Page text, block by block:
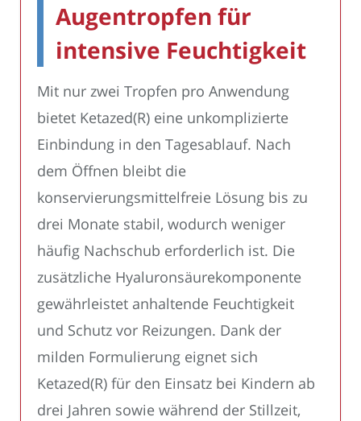
Augentropfen für
intensive Feuchtigkeit
Mit nur zwei Tropfen pro Anwendung
bietet Ketazed(R) eine unkomplizierte
Einbindung in den Tagesablauf. Nach
dem Öffnen bleibt die
konservierungsmittelfreie Lösung bis zu
drei Monate stabil, wodurch weniger
häufig Nachschub erforderlich ist. Die
zusätzliche Hyaluronsäurekomponente
gewährleistet anhaltende Feuchtigkeit
und Schutz vor Reizungen. Dank der
milden Formulierung eignet sich
Ketazed(R) für den Einsatz bei Kindern ab
drei Jahren sowie während der Stillzeit,